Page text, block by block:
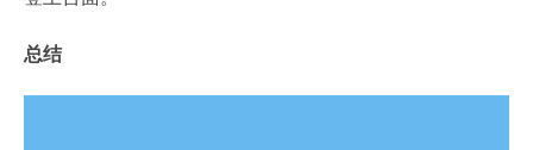
总结